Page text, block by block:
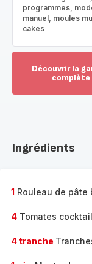
programmes,
manuel, moules
cakes
Découvrir la
complète
gamme
Ingrédients
1 Rouleau de pâte
4 Tomates cocktail
4 tranche